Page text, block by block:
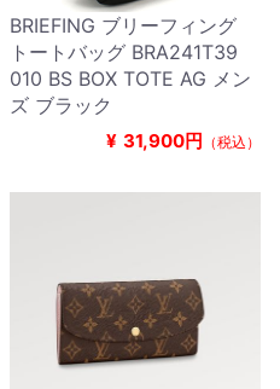
BRIEFING ブリーフィング
トートバッグ BRA241T39
010 BS BOX TOTE AG メン
ズ ブラック
¥ 31,900円 （税込）